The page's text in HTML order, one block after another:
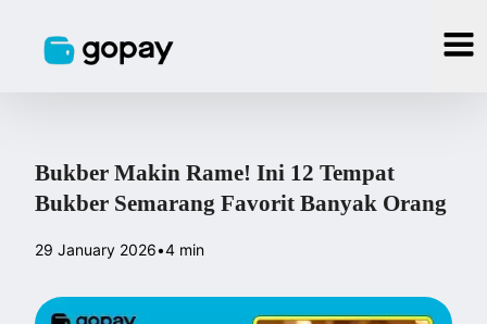
Bukber Makin Rame! Ini 12 Tempat
Bukber Semarang Favorit Banyak Orang
29 January 2026•4 min